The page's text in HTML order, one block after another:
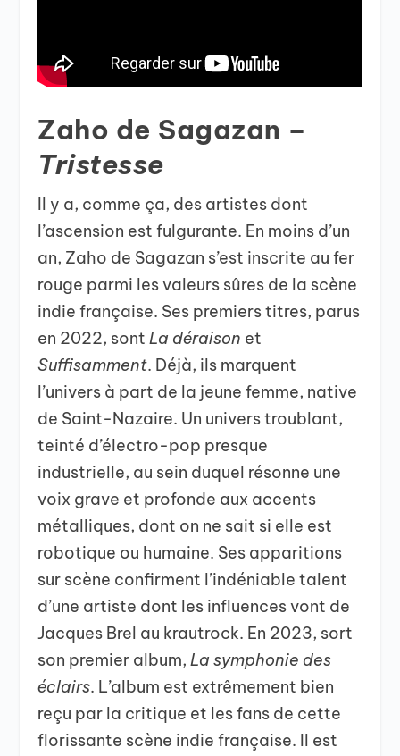
Zaho de Sagazan –
Tristesse
Il y a, comme ça, des artistes dont
l’ascension est fulgurante. En moins d’un
an, Zaho de Sagazan s’est inscrite au fer
rouge parmi les valeurs sûres de la scène
indie française. Ses premiers titres, parus
en 2022, sontLa déraison et
Suffisamment. Déjà, ils marquent
l’univers à part de la jeune femme, native
de Saint-Nazaire. Un univers troublant,
teinté d’électro-pop presque
industrielle, au sein duquel résonne une
voix grave et profonde aux accents
métalliques, dont on ne sait si elle est
robotique ou humaine. Ses apparitions
sur scène confirment l’indéniable talent
d’une artiste dont les influences vont de
Jacques Brel au krautrock. En 2023, sort
son premier album,La symphonie des
éclairs. L’album est extrêmement bien
reçu par la critique et les fans de cette
florissante scène indie française. Il est